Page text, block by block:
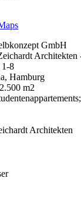
GmbH
Architekten
8
Hamburg
m2
Architekten